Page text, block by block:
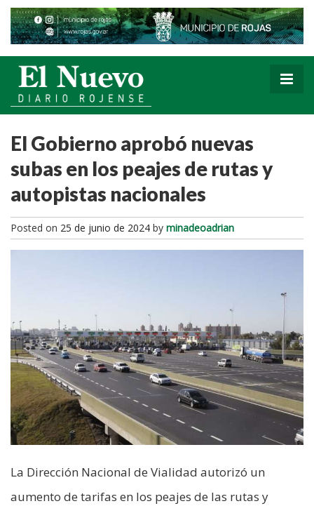
El Gobierno aprobó nuevas
subas en los peajes de rutas y
autopistas nacionales
Posted on 25 de junio de 2024 by minadeoadrian
La Dirección Nacional de Vialidad autorizó un
aumento de tarifas en los peajes de las rutas y